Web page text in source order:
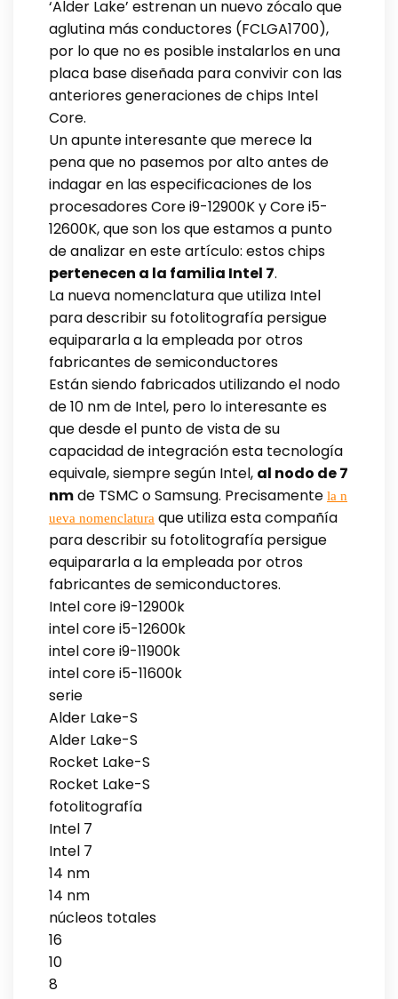
‘Alder Lake’ estrenan un nuevo zócalo que
aglutina más conductores (FCLGA1700),
por lo que no es posible instalarlos en una
placa base diseñada para convivir con las
anteriores generaciones de chips Intel
Core.
Un apunte interesante que merece la
pena que no pasemos por alto antes de
indagar en las especificaciones de los
procesadores Core i9-12900K y Core i5-
12600K, que son los que estamos a punto
de analizar en este artículo: estos chips
pertenecen a la familia Intel 7.
La nueva nomenclatura que utiliza Intel
para describir su fotolitografía persigue
equipararla a la empleada por otros
fabricantes de semiconductores
Están siendo fabricados utilizando el nodo
de 10 nm de Intel, pero lo interesante es
que desde el punto de vista de su
capacidad de integración esta tecnología
equivale, siempre según Intel, al nodo de 7
nmde TSMC o Samsung. Precisamente la n
ueva nomenclatura que utiliza esta compañía
para describir su fotolitografía persigue
equipararla a la empleada por otros
fabricantes de semiconductores.
Intel core i9-12900k
intel core i5-12600k
intel core i9-11900k
intel core i5-11600k
serie
Alder Lake-S
Alder Lake-S
Rocket Lake-S
Rocket Lake-S
fotolitografía
Intel 7
Intel 7
14 nm
14 nm
núcleos totales
16
10
8